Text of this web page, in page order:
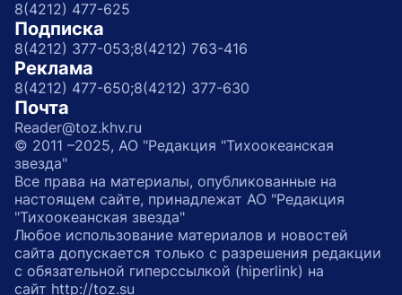
8(4212) 477-625
Подписка
8(4212) 377-053;8(4212) 763-416
Реклама
8(4212) 477-650;8(4212) 377-630
Почта
Reader@toz.khv.ru
© 2011 –2025, АО "Редакция "Тихоокеанская
звезда"
Все права на материалы, опубликованные на
настоящем сайте, принадлежат АО "Редакция
"Тихоокеанская звезда"
Любое использование материалов и новостей
сайта допускается только с разрешения редакции
с обязательной гиперссылкой (hiperlink) на
сайт http://toz.su